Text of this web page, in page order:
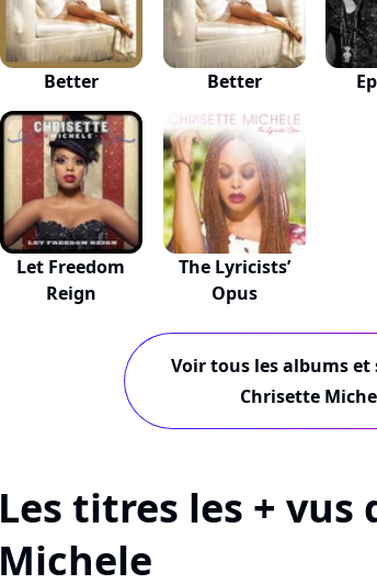
Better Better
Let Freedom
Reign
The Lyricists’
Opus
Voir tous les albums et
Chrisette
Les titres les + vus
Michele